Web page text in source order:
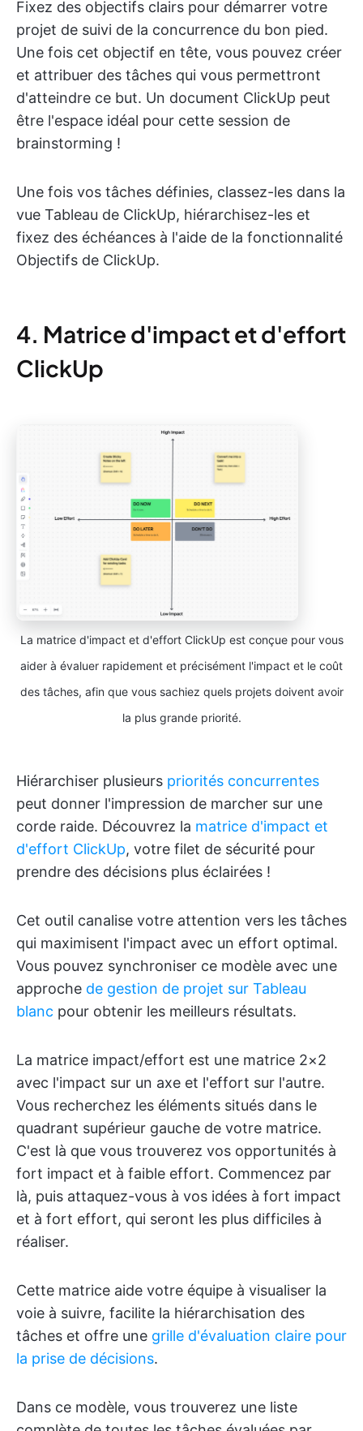
Fixez des objectifs clairs pour démarrer votre
projet de suivi de la concurrence du bon pied.
Une fois cet objectif en tête, vous pouvez créer
et attribuer des tâches qui vous permettront
d'atteindre ce but. Un document ClickUp peut
être l'espace idéal pour cette session de
brainstorming !
Une fois vos tâches définies, classez-les dans la
vue Tableau de ClickUp, hiérarchisez-les et
fixez des échéances à l'aide de la fonctionnalité
Objectifs de ClickUp.
4. Matrice d'impact et d'effort
ClickUp
La matrice d'impact et d'effort ClickUp est conçue pour vous
aider à évaluer rapidement et précisément l'impact et le coût
des tâches, afin que vous sachiez quels projets doivent avoir
la plus grande priorité.
Hiérarchiser plusieurs priorités concurrentes
peut donner l'impression de marcher sur une
corde raide. Découvrez la matrice d'impact et
d'effort ClickUp, votre filet de sécurité pour
prendre des décisions plus éclairées !
Cet outil canalise votre attention vers les tâches
qui maximisent l'impact avec un effort optimal.
Vous pouvez synchroniser ce modèle avec une
approche de gestion de projet sur Tableau
blanc pour obtenir les meilleurs résultats.
La matrice impact/effort est une matrice 2×2
avec l'impact sur un axe et l'effort sur l'autre.
Vous recherchez les éléments situés dans le
quadrant supérieur gauche de votre matrice.
C'est là que vous trouverez vos opportunités à
fort impact et à faible effort. Commencez par
là, puis attaquez-vous à vos idées à fort impact
et à fort effort, qui seront les plus difficiles à
réaliser.
Cette matrice aide votre équipe à visualiser la
voie à suivre, facilite la hiérarchisation des
tâches et offre une grille d'évaluation claire pour
la prise de décisions.
Dans ce modèle, vous trouverez une liste